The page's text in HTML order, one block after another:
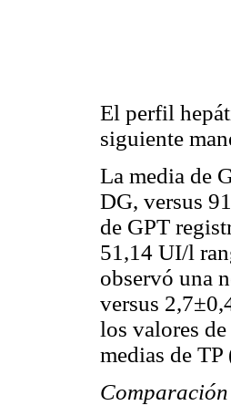
El perfil
siguiente
La media de
DG, versus
de GPT
51,14 UI/l
observó una
versus
los valores
medias de